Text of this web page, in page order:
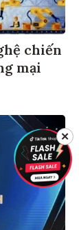
chiến
mại
✕